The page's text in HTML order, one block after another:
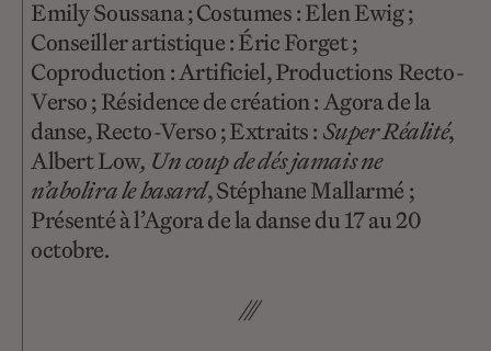
Emily Soussana ; Costumes : Elen Ewig ;
Conseiller artistique : Éric Forget ;
Coproduction : Artificiel, Productions Recto-
Verso ; Résidence de création : Agora de la
danse, Recto-Verso ; Extraits : Super Réalité,
Albert Low, Un coup de dés jamais ne
n’abolira le hasard, Stéphane Mallarmé ;
Présenté à l’Agora de la danse du 17 au 20
octobre.
///